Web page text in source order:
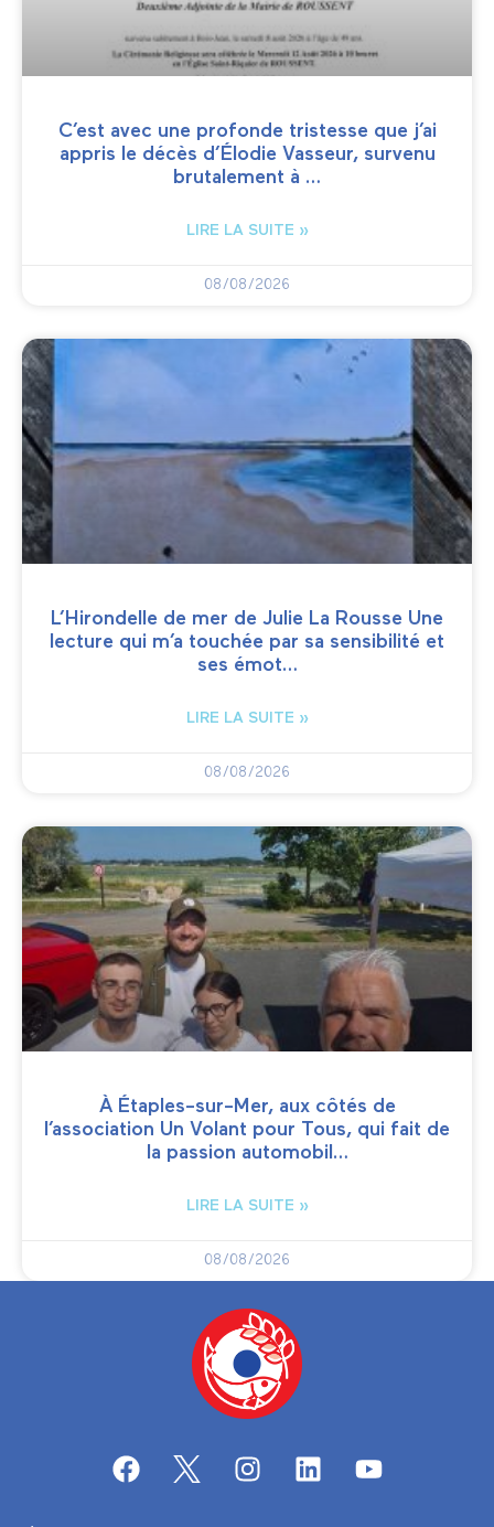
C’est avec une profonde tristesse que j’ai
appris le décès d’Élodie Vasseur, survenu
brutalement à …
LIRE LA SUITE »
08/08/2026
L’Hirondelle de mer de Julie La Rousse Une
lecture qui m’a touchée par sa sensibilité et
ses émot…
LIRE LA SUITE »
08/08/2026
À Étaples-sur-Mer, aux côtés de
l’association Un Volant pour Tous, qui fait de
la passion automobil…
LIRE LA SUITE »
08/08/2026